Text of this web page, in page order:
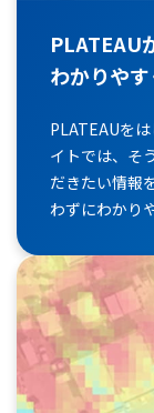
PLATEAU
わかりや
PLATEAUを
イトでは、そ
だきたい情報
わずにわかり